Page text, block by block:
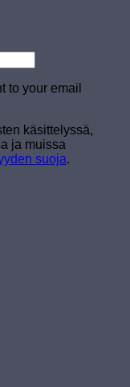
to your email
käsittelyssä,
ja muissa
suoja.